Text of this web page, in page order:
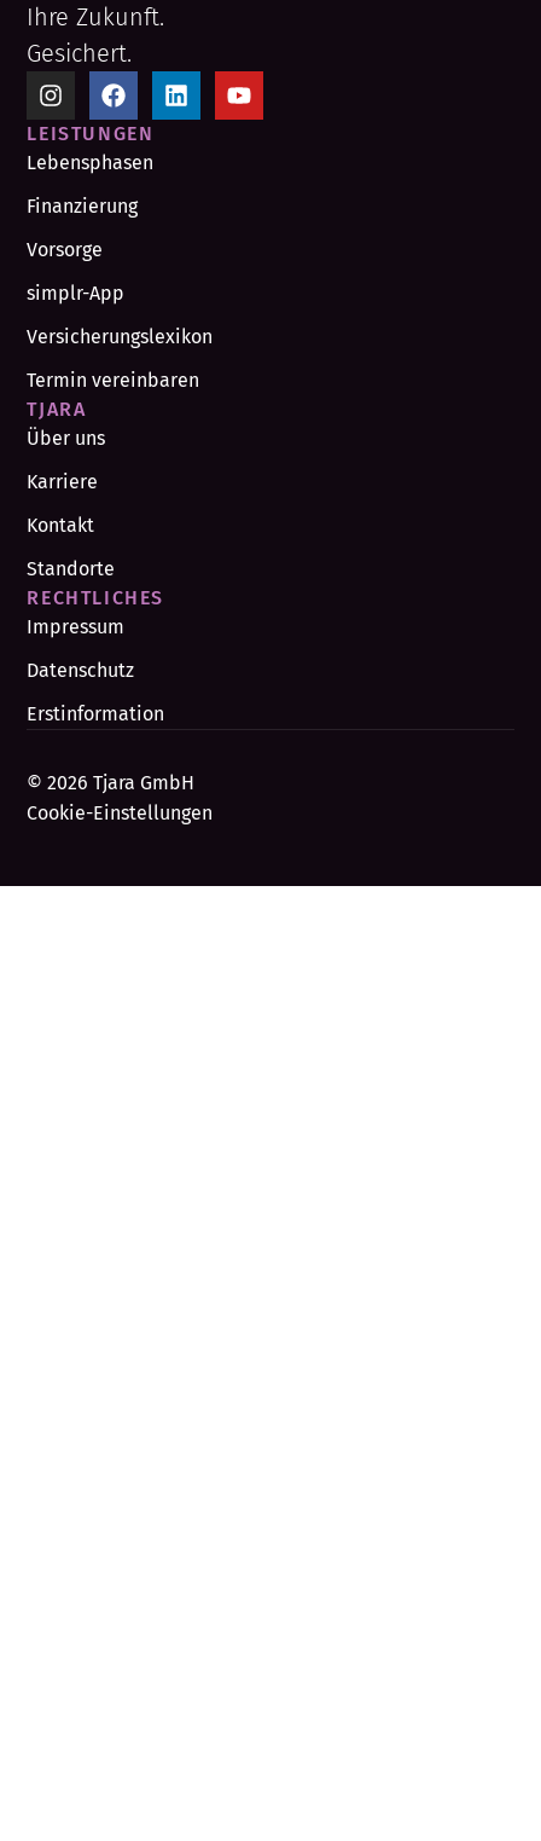
Ihre Zukunft.
Gesichert.
LEISTUNGEN
Lebensphasen
Finanzierung
Vorsorge
simplr-App
Versicherungslexikon
Termin vereinbaren
TJARA
Über uns
Karriere
Kontakt
Standorte
RECHTLICHES
Impressum
Datenschutz
Erstinformation
© 2026 Tjara GmbH
Cookie-Einstellungen